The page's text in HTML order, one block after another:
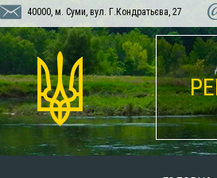
40000, м. Суми, вул. Г.Кондратьєва, 27